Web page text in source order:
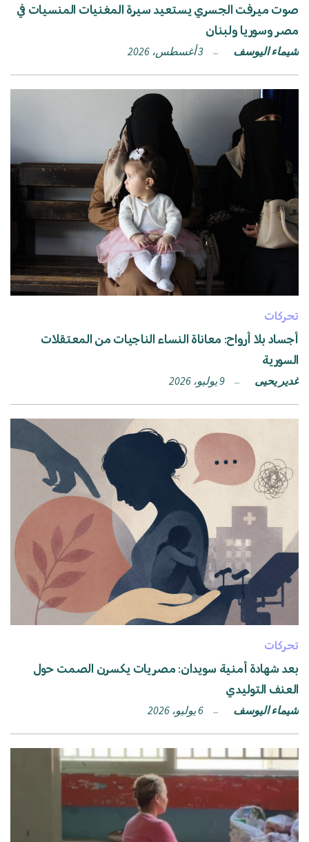
صوت ميرفت الجسري يستعيد سيرة المغنيات المنسيات في
مصر وسوريا ولبنان
شيماء اليوسف
تحركات
أجساد بلا أرواح: معاناة النساء الناجيات من المعتقلات
السورية
غدير يحيى
تحركات
بعد شهادة أمنية سويدان: مصريات يكسرن الصمت حول
العنف التوليدي
شيماء اليوسف